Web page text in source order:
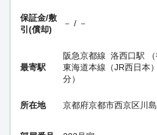
保証金/敷
引(償却)
－ / －
最寄駅
阪急京都線 洛西口駅
東海道本線（JR西日本）
分）
所在地 京都府京都市西京区川